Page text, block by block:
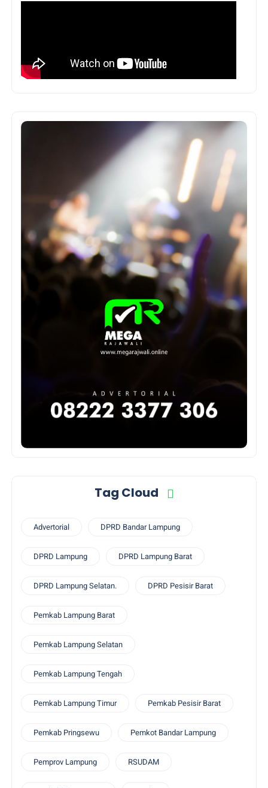
Tag Cloud
Advertorial DPRD Bandar Lampung
DPRD Lampung DPRD Lampung Barat
DPRD Lampung Selatan. DPRD Pesisir Barat
Pemkab Lampung Barat
Pemkab Lampung Selatan
Pemkab Lampung Tengah
Pemkab Lampung Timur Pemkab Pesisir Barat
Pemkab Pringsewu Pemkot Bandar Lampung
Pemprov Lampung RSUDAM